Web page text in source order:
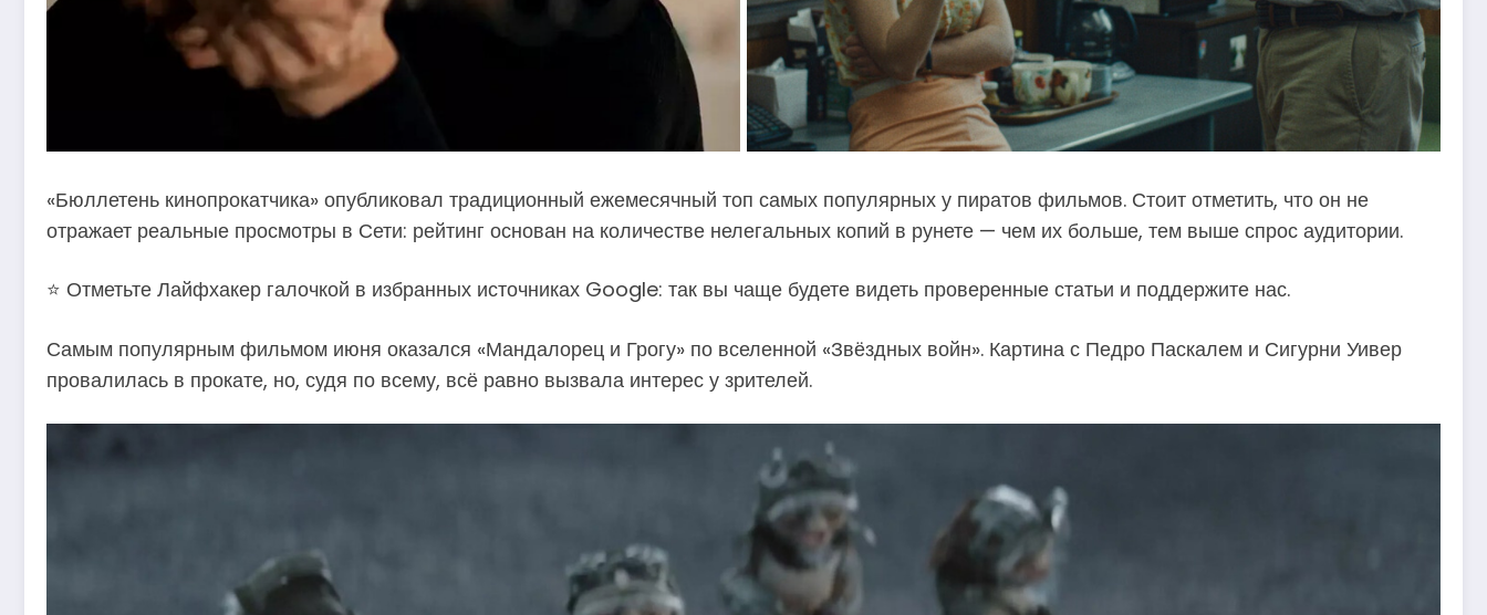
«Бюллетень кинопрокатчика» опубликовал традиционный ежемесячный топ самых популярных у пиратов фильмов. Стоит отметить, что он не
отражает реальные просмотры в Сети: рейтинг основан на количестве нелегальных копий в рунете — чем их больше, тем выше спрос аудитории.
⭐ Отметьте Лайфхакер галочкой в избранных источниках Google: так вы чаще будете видеть проверенные статьи и поддержите нас.
Самым популярным фильмом июня оказался «Мандалорец и Грогу» по вселенной «Звёздных войн». Картина с Педро Паскалем и Сигурни Уивер
провалилась в прокате, но, судя по всему, всё равно вызвала интерес у зрителей.